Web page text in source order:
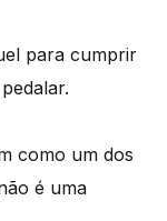
para cumprir
como um dos
é uma